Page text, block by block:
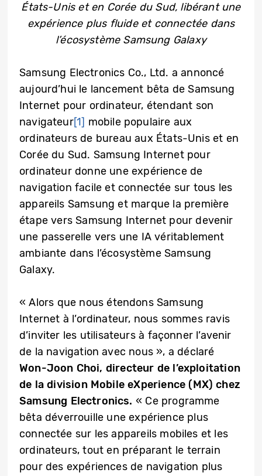
États-Unis et en Corée du Sud, libérant une
expérience plus fluide et connectée dans
l’écosystème Samsung Galaxy
Samsung Electronics Co., Ltd. a annoncé
aujourd’hui le lancement bêta de Samsung
Internet pour ordinateur, étendant son
navigateur[1] mobile populaire aux
ordinateurs de bureau aux États-Unis et en
Corée du Sud. Samsung Internet pour
ordinateur donne une expérience de
navigation facile et connectée sur tous les
appareils Samsung et marque la première
étape vers Samsung Internet pour devenir
une passerelle vers une IA véritablement
ambiante dans l’écosystème Samsung
Galaxy.
« Alors que nous étendons Samsung
Internet à l’ordinateur, nous sommes ravis
d’inviter les utilisateurs à façonner l’avenir
de la navigation avec nous », a déclaré
Won-Joon Choi, directeur de l’exploitation
de la division Mobile eXperience (MX) chez
Samsung Electronics. « Ce programme
bêta déverrouille une expérience plus
connectée sur les appareils mobiles et les
ordinateurs, tout en préparant le terrain
pour des expériences de navigation plus